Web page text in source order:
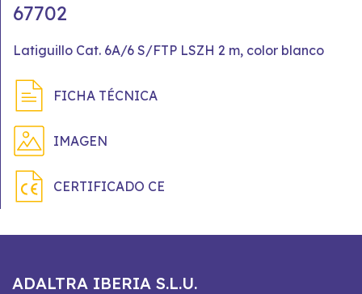
67702
Latiguillo Cat. 6A/6 S/FTP LSZH 2 m, color blanco
FICHA TÉCNICA
IMAGEN
CERTIFICADO CE
ADALTRA IBERIA S.L.U.